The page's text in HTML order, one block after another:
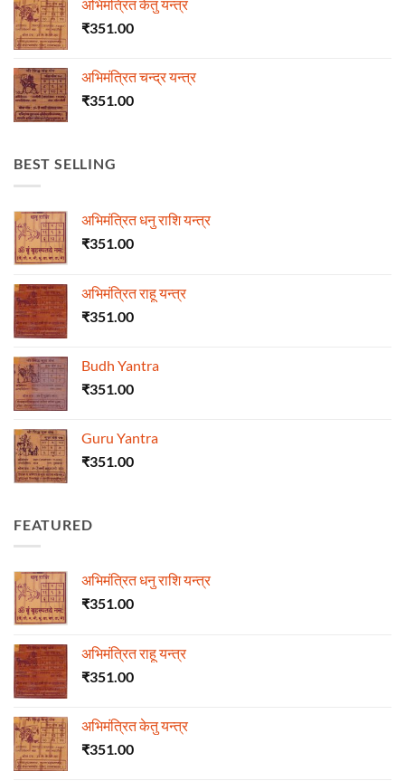
अभिमंत्रित केतु यन्त्र
₹351.00
अभिमंत्रित चन्द्र यन्त्र
₹351.00
BEST SELLING
अभिमंत्रित धनु राशि यन्त्र
₹351.00
अभिमंत्रित राहू यन्त्र
₹351.00
Budh Yantra
₹351.00
Guru Yantra
₹351.00
FEATURED
अभिमंत्रित धनु राशि यन्त्र
₹351.00
अभिमंत्रित राहू यन्त्र
₹351.00
अभिमंत्रित केतु यन्त्र
₹351.00